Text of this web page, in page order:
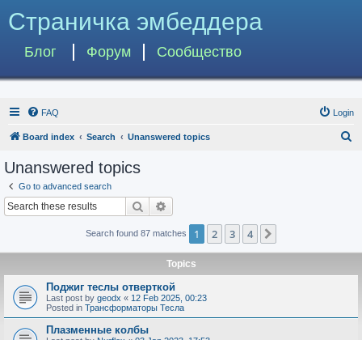
Страничка эмбеддера
Блог Форум Сообщество
FAQ Login
Board index Search Unanswered topics
Unanswered topics
Go to advanced search
Search
Search found 87 matches 1 2 3 4
Topics
Поджиг теслы отверткой
Last post by geodx « 12 Feb 2025, 00:23
Posted in Трансформаторы Тесла
Плазменные колбы